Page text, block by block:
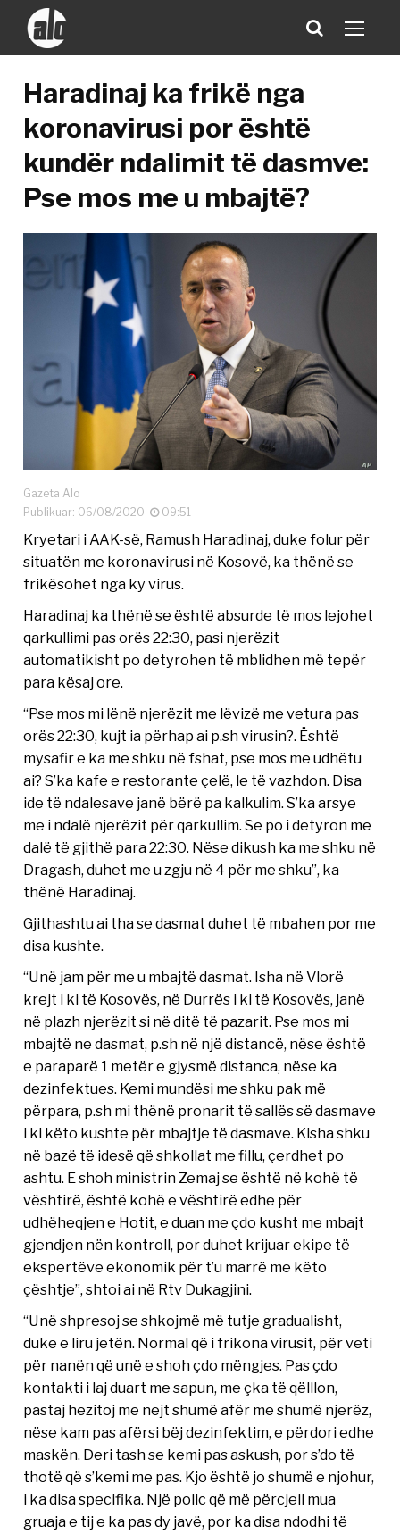
Haradinaj ka frikë nga
koronavirusi por është
kundër ndalimit të dasmve:
Pse mos me u mbajtë?
Gazeta Alo
Publikuar: 06/08/2020
09:51
Kryetari i AAK-së, Ramush Haradinaj, duke folur për
situatën me koronavirusi në Kosovë, ka thënë se
frikësohet nga ky virus.
Haradinaj ka thënë se është absurde të mos lejohet
qarkullimi pas orës 22:30, pasi njerëzit
automatikisht po detyrohen të mblidhen më tepër
para kësaj ore.
“Pse mos mi lënë njerëzit me lëvizë me vetura pas
orës 22:30, kujt ia përhap ai p.sh virusin?. Është
mysafir e ka me shku në fshat, pse mos me udhëtu
ai? S’ka kafe e restorante çelë, le të vazhdon. Disa
ide të ndalesave janë bërë pa kalkulim. S’ka arsye
me i ndalë njerëzit për qarkullim. Se po i detyron me
dalë të gjithë para 22:30. Nëse dikush ka me shku në
Dragash, duhet me u zgju në 4 për me shku”, ka
thënë Haradinaj.
Gjithashtu ai tha se dasmat duhet të mbahen por me
disa kushte.
“Unë jam për me u mbajtë dasmat. Isha në Vlorë
krejt i ki të Kosovës, në Durrës i ki të Kosovës, janë
në plazh njerëzit si në ditë të pazarit. Pse mos mi
mbajtë ne dasmat, p.sh në një distancë, nëse është
e paraparë 1 metër e gjysmë distanca, nëse ka
dezinfektues. Kemi mundësi me shku pak më
përpara, p.sh mi thënë pronarit të sallës së dasmave
i ki këto kushte për mbajtje të dasmave. Kisha shku
në bazë të idesë që shkollat me fillu, çerdhet po
ashtu. E shoh ministrin Zemaj se është në kohë të
vështirë, është kohë e vështirë edhe për
udhëheqjen e Hotit, e duan me çdo kusht me mbajt
gjendjen nën kontroll, por duhet krijuar ekipe të
ekspertëve ekonomik për t’u marrë me këto
çështje”, shtoi ai në Rtv Dukagjini.
“Unë shpresoj se shkojmë më tutje gradualisht,
duke e liru jetën. Normal që i frikona virusit, për veti
për nanën që unë e shoh çdo mëngjes. Pas çdo
kontakti i laj duart me sapun, me çka të qëlllon,
pastaj hezitoj me nejt shumë afër me shumë njerëz,
nëse kam pas afërsi bëj dezinfektim, e përdori edhe
maskën. Deri tash se kemi pas askush, por s’do të
thotë që s’kemi me pas. Kjo është jo shumë e njohur,
i ka disa specifika. Një polic që më përcjell mua
gruaja e tij e ka pas dy javë, por ka disa ndodhi të